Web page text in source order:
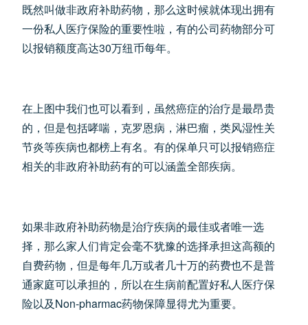
既然叫做非政府补助药物，那么这时候就体现出拥有
一份私人医疗保险的重要性啦，有的公司药物部分可
以报销额度高达30万纽币每年。
在上图中我们也可以看到，虽然癌症的治疗是最昂贵
的，但是包括哮喘，克罗恩病，淋巴瘤，类风湿性关
节炎等疾病也都榜上有名。有的保单只可以报销癌症
相关的非政府补助药有的可以涵盖全部疾病。
如果非政府补助药物是治疗疾病的最佳或者唯一选
择，那么家人们肯定会毫不犹豫的选择承担这高额的
自费药物，但是每年几万或者几十万的药费也不是普
通家庭可以承担的，所以在生病前配置好私人医疗保
险以及Non-pharmac药物保障显得尤为重要。